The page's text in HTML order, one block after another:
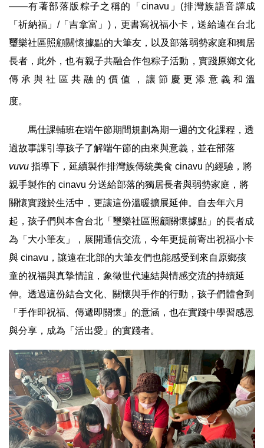
——有著部落版粽子之稱的「cinavu」(排灣族語音譯成
「祈納福」/「吉拿富」)，更書寫祝福小卡，送給遠在台北
璽樂社區照顧關懷據點的大筆友，以及部落弱勢家庭和獨居
長者，此外，也有親子共融合作包粽子活動，實踐原鄉文化
傳承與社區共融的價值，讓節慶更添意義和溫
度。
馬仕課輔班在端午節期間規劃為期一週的文化課程，透
vuvu 指導下，延續製作排灣族傳統美食 cinavu 的經驗，將
親手製作的 cinavu 分送給部落的獨居長者與弱勢家庭，將
關懷實踐於生活中，更讓這份溫暖擴展延伸。自去年六月
起，孩子們與本會台北「璽樂社區照顧關懷據點」的長者成
為「大小筆友」，展開通信交流，今年更提前寄出祝福小卡
與 cinavu，讓遠在北部的大筆友們也能感受到來自原鄉孩
童的祝福與真摯情誼，象徵世代連結與情感交流的持續延
伸。透過這份結合文化、關懷與手作的行動，孩子們體會到
「手作即祝福、傳遞即關懷」的意涵，也在實踐中學習感恩
與分享，成為「活出愛」的實踐者。